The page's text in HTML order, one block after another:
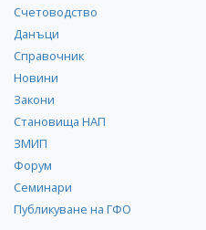
Счетоводство
Данъци
Справочник
Новини
Закони
Становища НАП
ЗМИП
Форум
Семинари
Публикуване на ГФО